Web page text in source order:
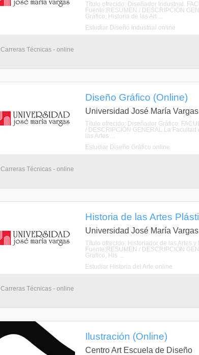
Título ofrecido: Diseñador Industrial.
Fuente:RESUMEN / DESCRIPCIÓN
Gráfico, Historia de las Art ...
Estudiar Diseño Industrial online
Carreras Técnicas - online
Diseño Gráfico (Online)
Universidad José María Vargas
Título ofrecido: Diseñador Gráfico.
/ DESCRIPCIÓN GENERAL La
las Artes ...
Estudiar Diseño Gráfico online
Carreras Técnicas - online
Historia de las Artes
Universidad José María Vargas
Título ofrecido: Historiador de las Artes y
Fuente:RESUMEN / DESCRIPCIÓN
Gráfico, His ...
Estudiar Historia del Arte online
Carreras Técnicas - online
Ilustración (Online)
Centro Art Escuela de Diseño